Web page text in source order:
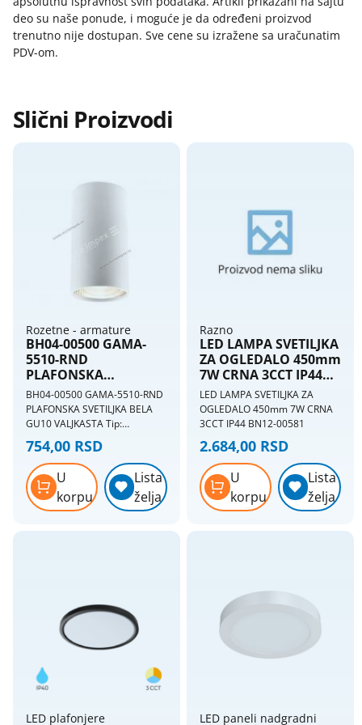
kutije ukopavajuce
table
i releji
sklopke
Prava potrošača:
Zagarantovana sva prava kupaca po osnovu
deo su naše ponude, i moguće je da određeni proizvod
trenutno nije dostupan. Sve cene su izražene sa uračunatim
PDV-om.
Slični Proizvodi
Rozetne - armature
BH04-00500 GAMA-
5510-RND
PLAFONSKA
SVETILJKA BELA GU10
VALJKASTA
BH04-00500 GAMA-5510-RND
PLAFONSKA SVETILJKA BELA
GU10 VALJKASTA Tip:
nadgradna Grlo: GU10 IP: IP20
Boja: bela Sijalica: nije
uključena, max snaga 35W
Prečnik: 55 mm Visina: 102 mm
Težina: 103 gr
754,00 RSD
U
korpu
Lista
želja
Razno
LED LAMPA SVETILJKA
ZA OGLEDALO 450mm
7W CRNA 3CCT IP44
BN12-00581
LED LAMPA SVETILJKA ZA
OGLEDALO 450mm 7W CRNA
3CCT IP44 BN12-00581
2.684,00 RSD
U
korpu
Lista
želja
LED plafonjere LED paneli nadgradni